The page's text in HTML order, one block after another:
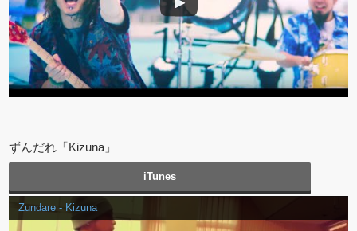
ずんだれ「Kizuna」
iTunes
Zundare - Kizuna